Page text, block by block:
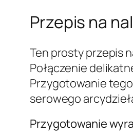
Przepis na
Ten prosty przepis
Połączenie
Przygotowanie
serowego
Przygotowanie